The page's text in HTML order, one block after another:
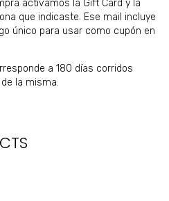
activamos la Gift Card y la
que indicaste. Ese mail incluye
único para usar como cupón en
a 180 días corridos
la misma.